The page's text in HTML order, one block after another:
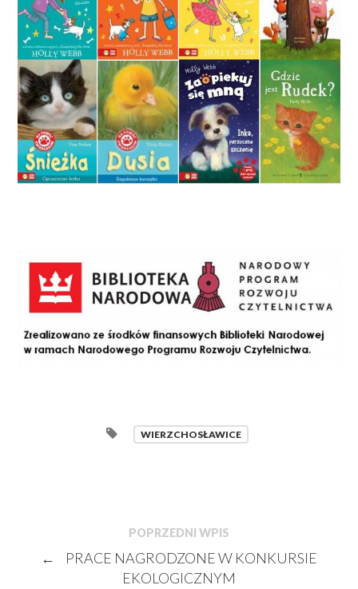
WIERZCHOSŁAWICE
POPRZEDNI WPIS
←
PRACE NAGRODZONE W KONKURSIE
EKOLOGICZNYM